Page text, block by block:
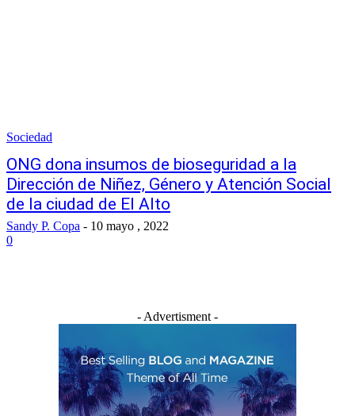
Sociedad
ONG dona insumos de bioseguridad a la
Dirección de Niñez, Género y Atención Social
de la ciudad de El Alto
Sandy P. Copa - 10 mayo , 2022
0
- Advertisment -